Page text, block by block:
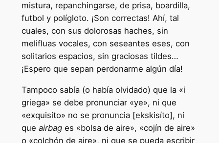
mistura, repanchingarse, de prisa, boardilla,
futbol y polígloto. ¡Son correctas! Ahí, tal
cuales, con sus dolorosas haches, sin
melifluas vocales, con seseantes eses, con
solitarios espacios, sin graciosas tildes…
¡Espero que sepan perdonarme algún día!
Tampoco sabía (o había olvidado) que la «i
griega» se debe pronunciar «ye», ni que
«exquisito» no se pronuncia [ekskisíto], ni
que airbages «bolsa de aire», «cojín de aire»
o «colchón de aire», ni que se pueda escribir